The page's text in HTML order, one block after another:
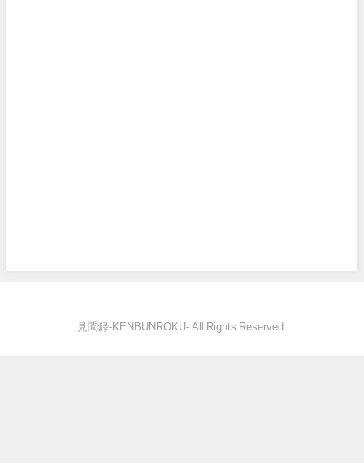
見聞録‐KENBUNROKU- All Rights Reserved.